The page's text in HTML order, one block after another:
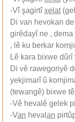
-Vî şagirtîxelat
Di van hevokan
girêdayî ne ,
, lê ku berkar
Lê kara bixwe
Di vê rawegoriyê
yekjimarî û
(tewangê) bixwe
-Vê hevalê gelek
-Van heval an